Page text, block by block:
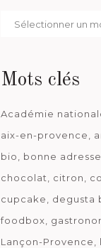
Par
Mots clés
Académie
aix-en-provence
bio
bonne adresse
chocolat
citron
cupcake
degusta
foodbox
Lançon-Provence